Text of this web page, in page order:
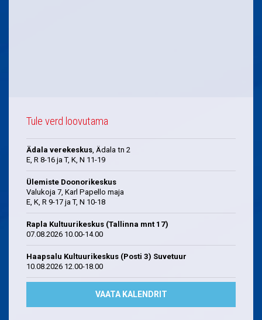
Tule verd loovutama
Ädala verekeskus, Ädala tn 2
E, R 8-16 ja T, K, N 11-19
Ülemiste Doonorikeskus
Valukoja 7, Karl Papello maja
E, K, R 9-17 ja T, N 10-18
Rapla Kultuurikeskus (Tallinna mnt 17)
07.08.2026 10.00-14.00
Haapsalu Kultuurikeskus (Posti 3) Suvetuur
10.08.2026 12.00-18.00
VAATA KALENDRIT